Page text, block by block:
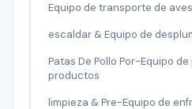
Equipo de transporte de
escaldar & Equipo de
Patas De Pollo Por-Equipo
productos
limpieza & Pre-Equipo de